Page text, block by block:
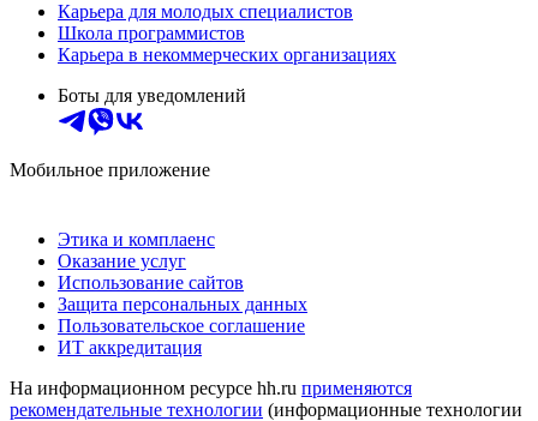
Карьера для молодых специалистов
Школа программистов
Карьера в некоммерческих организациях
Боты для уведомлений
Мобильное приложение
Этика и комплаенс
Оказание услуг
Использование сайтов
Защита персональных данных
Пользовательское соглашение
ИТ аккредитация
На информационном ресурсе hh.ru применяются
рекомендательные технологии (информационные технологии